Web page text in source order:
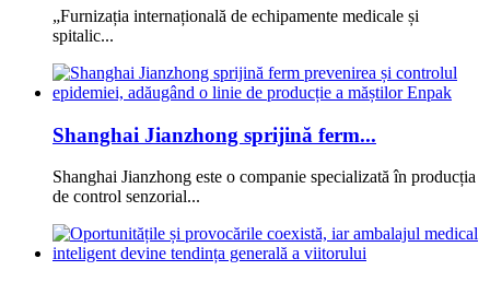
„Furnizația internațională de echipamente medicale și
spitalic...
Shanghai Jianzhong sprijină ferm...
Shanghai Jianzhong este o companie specializată în producția
de control senzorial...